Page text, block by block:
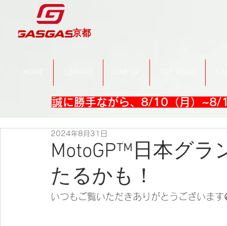
京都
誠に勝手ながら、8/10（月）~8/
MotoGP™日本グ
たるかも！
2024年8月31日
いつもご覧いただきありがとうございます